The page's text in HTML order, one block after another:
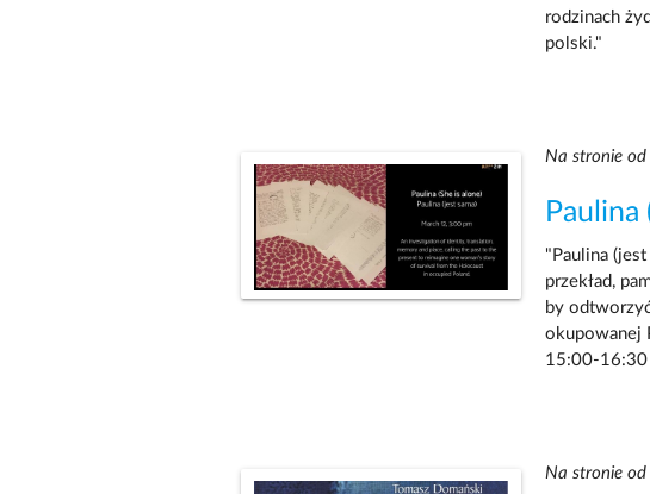
rodzinach
polski."
Na stronie
Paulina
"Paulina
przekład,
by
okupowanej
15:00-16:30
Na stronie